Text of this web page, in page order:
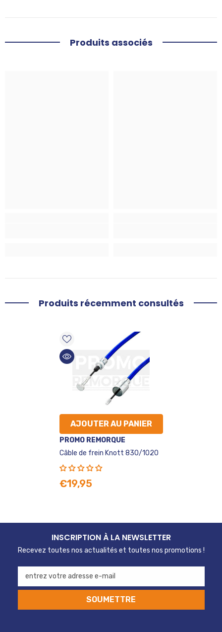
Produits associés
Produits récemment consultés
AJOUTER AU PANIER
VENDEUR
:
PROMO REMORQUE
Câble de frein Knott 830/1020
€19,95
INSCRIPTION À LA NEWSLETTER
Recevez toutes nos actualités et toutes nos promotions !
entrez votre adresse e-mail
SOUMETTRE